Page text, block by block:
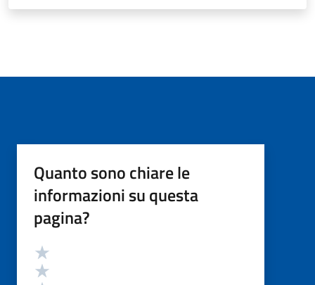
Quanto sono chiare le
informazioni su questa
pagina?
Valutazione